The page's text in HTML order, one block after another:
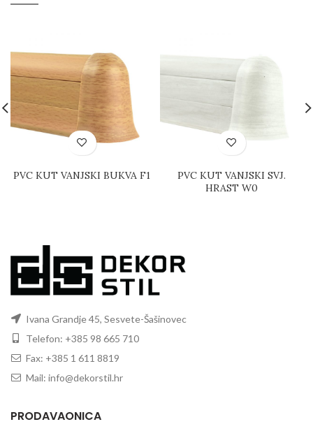
PVC KUT VANJSKI BUKVA F1
PVC KUT VANJSKI SVJ.
HRAST W0
Ivana Grandje 45, Sesvete-Šašinovec
Telefon: +385 98 665 710
Fax: +385 1 611 8819
Mail: info@dekorstil.hr
PRODAVAONICA